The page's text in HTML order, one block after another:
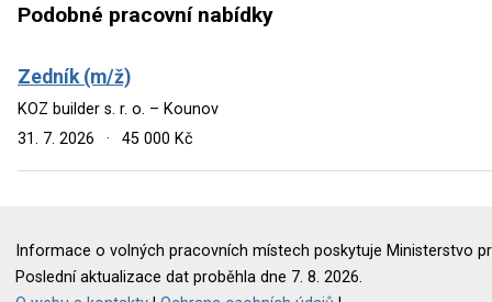
Podobné pracovní nabídky
Zedník (m/ž)
KOZ builder s. r. o. – Kounov
31. 7. 2026
· 45 000 Kč
Informace o volných pracovních místech poskytuje Ministerstvo
Poslední aktualizace dat proběhla dne 7. 8. 2026.